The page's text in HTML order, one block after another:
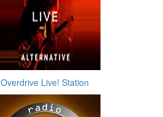
Overdrive Live! Station